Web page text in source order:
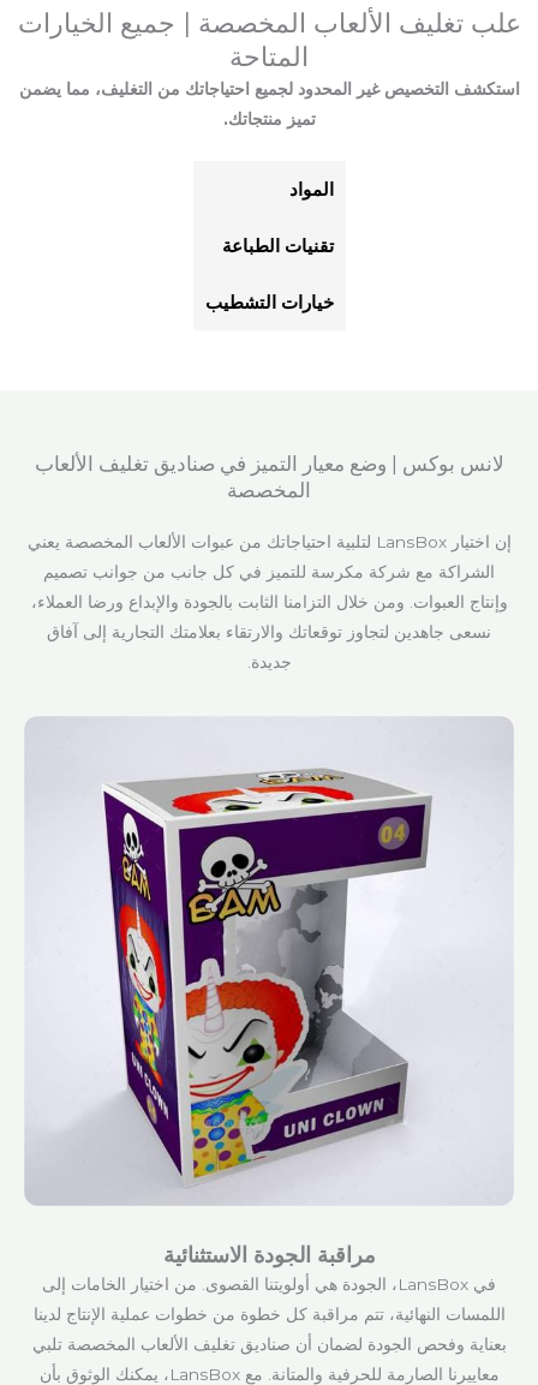
علب تغليف الألعاب المخصصة | جميع الخيارات
المتاحة
استكشف التخصيص غير المحدود لجميع احتياجاتك من التغليف، مما يضمن
تميز منتجاتك.
المواد
تقنيات الطباعة
خيارات التشطيب
لانس بوكس | وضع معيار التميز في صناديق تغليف الألعاب
المخصصة
إن اختيار LansBox لتلبية احتياجاتك من عبوات الألعاب المخصصة يعني
الشراكة مع شركة مكرسة للتميز في كل جانب من جوانب تصميم
وإنتاج العبوات. ومن خلال التزامنا الثابت بالجودة والإبداع ورضا العملاء،
نسعى جاهدين لتجاوز توقعاتك والارتقاء بعلامتك التجارية إلى آفاق
جديدة.
مراقبة الجودة الاستثنائية
في LansBox، الجودة هي أولويتنا القصوى. من اختيار الخامات إلى
اللمسات النهائية، تتم مراقبة كل خطوة من خطوات عملية الإنتاج لدينا
بعناية وفحص الجودة لضمان أن صناديق تغليف الألعاب المخصصة تلبي
معاييرنا الصارمة للحرفية والمتانة. مع LansBox، يمكنك الوثوق بأن